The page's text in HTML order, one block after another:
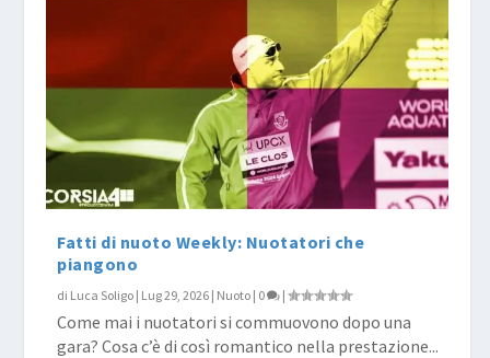
Fatti di nuoto Weekly: Nuotatori che
piangono
di Luca Soligo | Lug 29, 2026 | Nuoto | 0 |
Come mai i nuotatori si commuovono dopo una
gara? Cosa c’è di così romantico nella prestazione...